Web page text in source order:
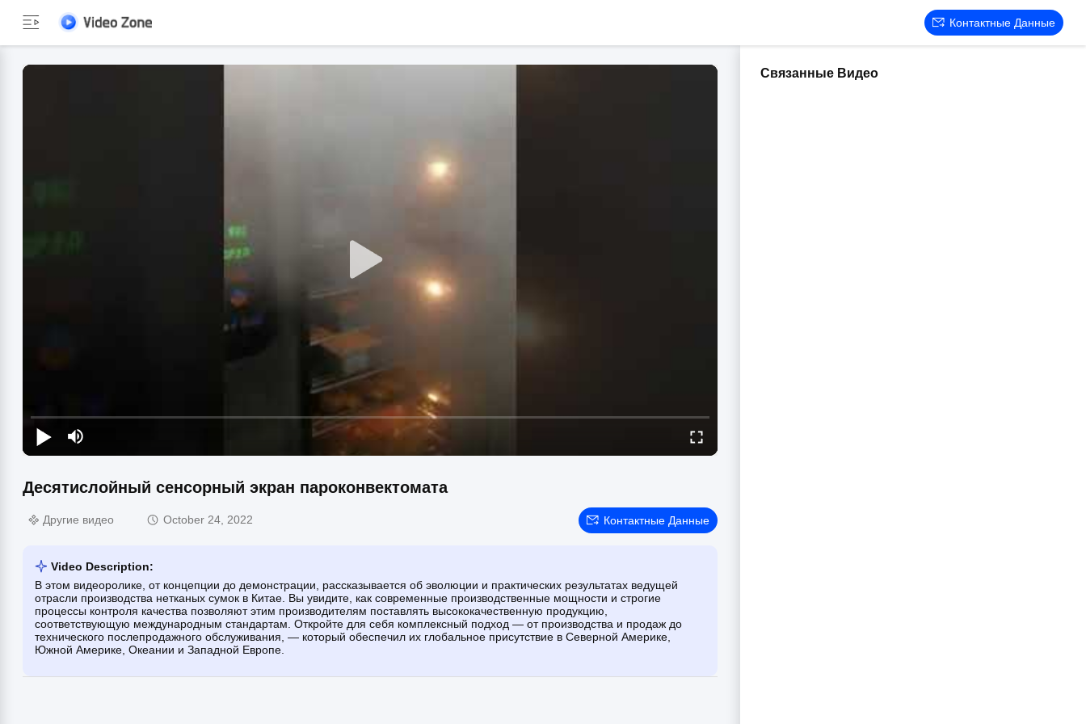
Контактные Данные
Десятислойный сенсорный экран пароконвектомата
Другие видео October 24, 2022 Контактные Данные
Video Description:
В этом видеоролике, от концепции до демонстрации, рассказывается об эволюции и практических результатах ведущей
отрасли производства нетканых сумок в Китае. Вы увидите, как современные производственные мощности и строгие
процессы контроля качества позволяют этим производителям поставлять высококачественную продукцию,
соответствующую международным стандартам. Откройте для себя комплексный подход — от производства и продаж до
технического послепродажного обслуживания, — который обеспечил их глобальное присутствие в Северной Америке,
Южной Америке, Океании и Западной Европе.
Связанные Видео